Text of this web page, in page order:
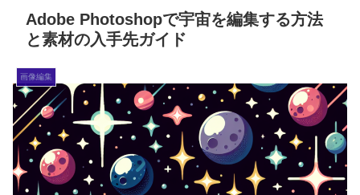
Adobe Photoshopで宇宙を編集する方法
と素材の入手先ガイド
画像編集